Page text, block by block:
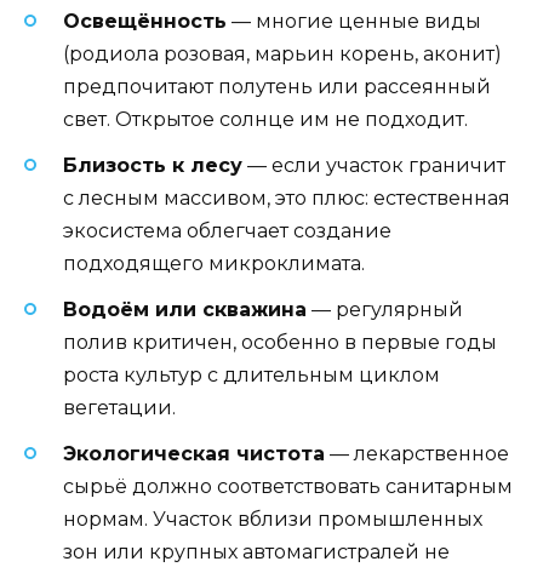
Освещённость — многие ценные виды
(родиола розовая, марьин корень, аконит)
предпочитают полутень или рассеянный
свет. Открытое солнце им не подходит.
Близость к лесу — если участок граничит
с лесным массивом, это плюс: естественная
экосистема облегчает создание
подходящего микроклимата.
Водоём или скважина — регулярный
полив критичен, особенно в первые годы
роста культур с длительным циклом
вегетации.
Экологическая чистота — лекарственное
сырьё должно соответствовать санитарным
нормам. Участок вблизи промышленных
зон или крупных автомагистралей не